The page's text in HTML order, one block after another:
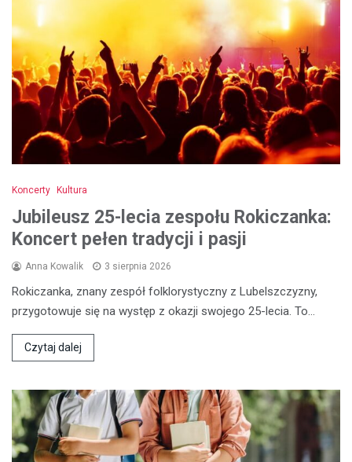
Koncerty Kultura
Jubileusz 25-lecia zespołu Rokiczanka:
Koncert pełen tradycji i pasji
Anna Kowalik 3 sierpnia 2026
Rokiczanka, znany zespół folklorystyczny z Lubelszczyzny,
przygotowuje się na występ z okazji swojego 25-lecia. To…
Czytaj dalej